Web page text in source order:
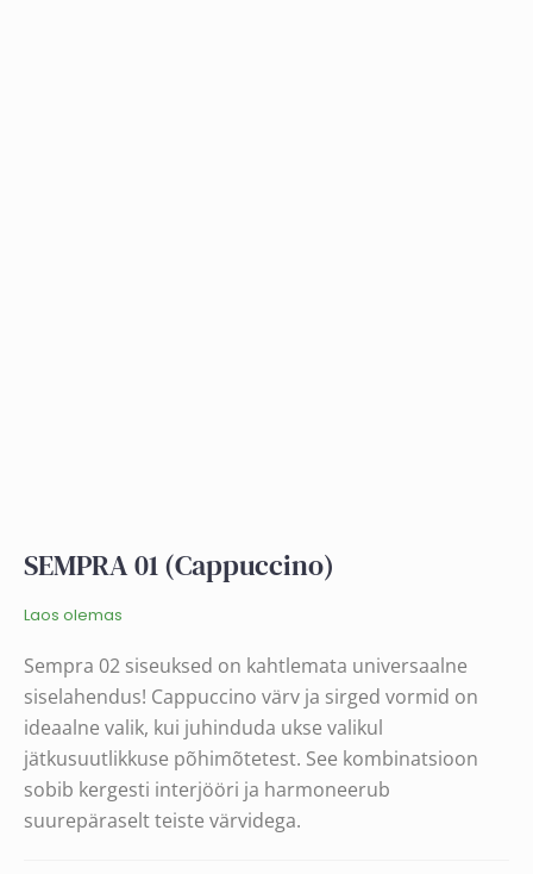
SEMPRA 01 (Cappuccino)
Laos olemas
Sempra 02 siseuksed on kahtlemata universaalne
siselahendus! Cappuccino värv ja sirged vormid on
ideaalne valik, kui juhinduda ukse valikul
jätkusuutlikkuse põhimõtetest. See kombinatsioon
sobib kergesti interjööri ja harmoneerub
suurepäraselt teiste värvidega.